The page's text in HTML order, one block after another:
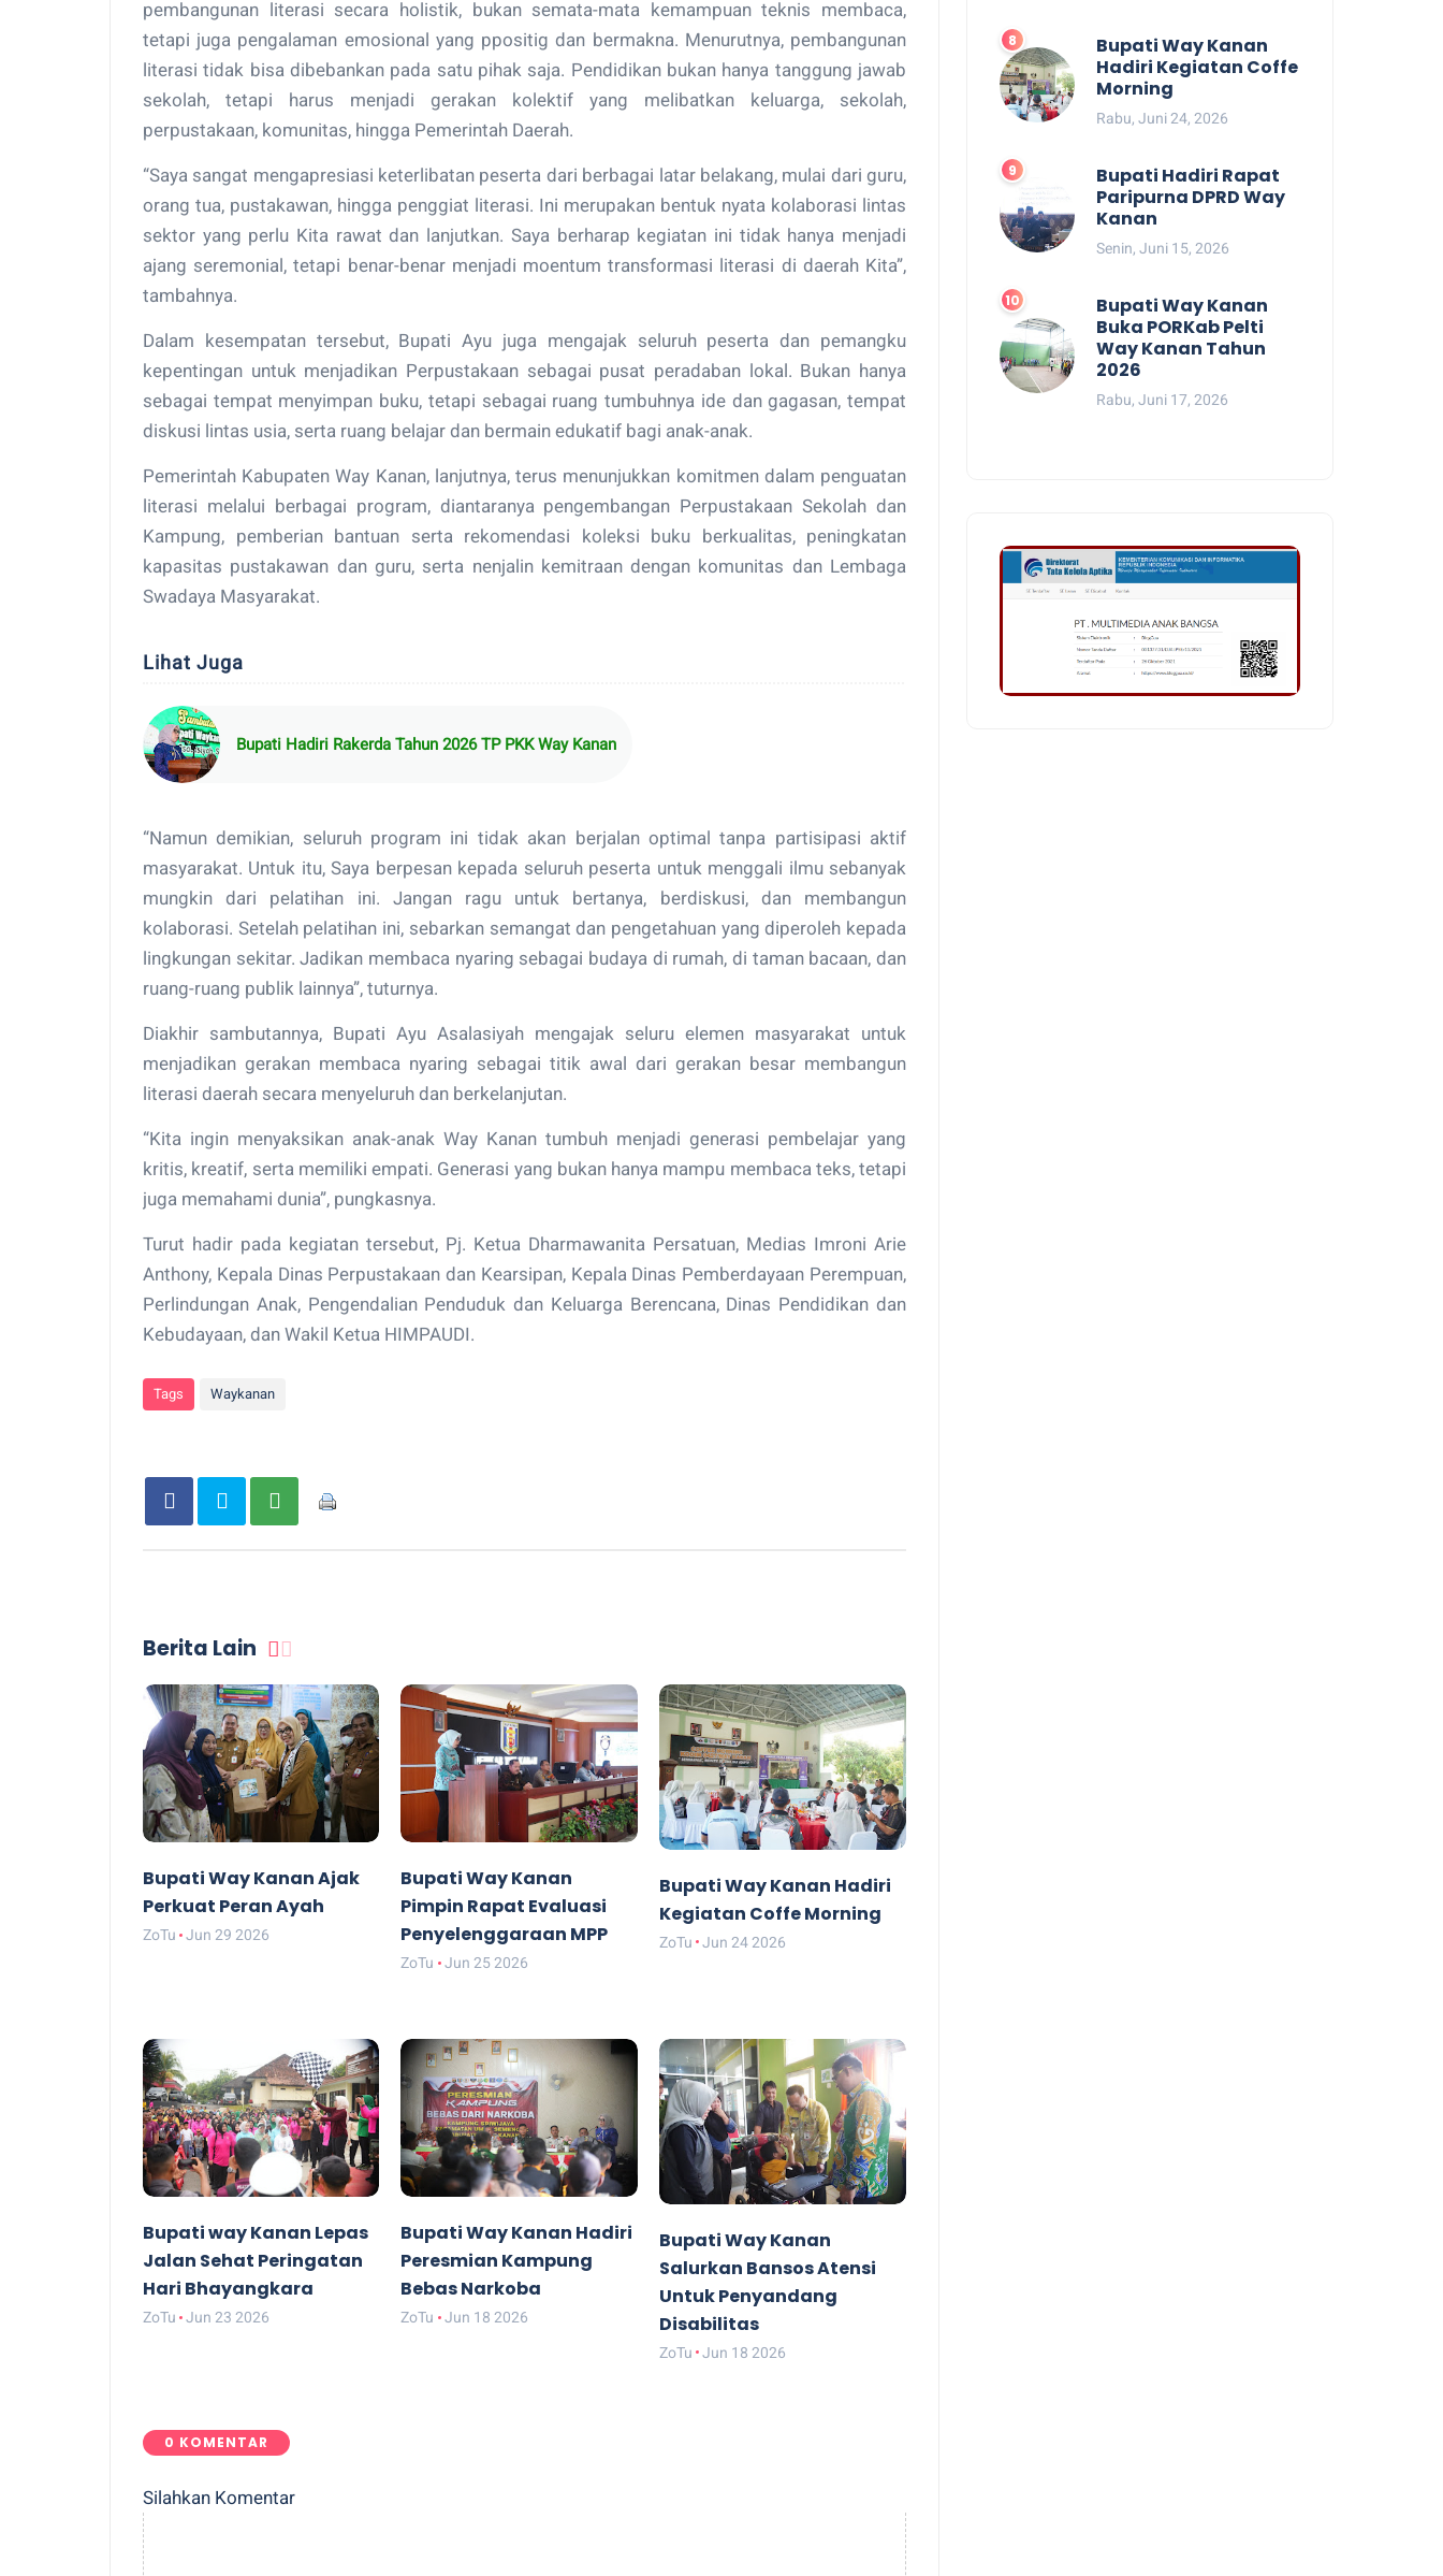
pembangunan literasi secara holistik, bukan semata-mata kemampuan teknis membaca,
tetapi juga pengalaman emosional yang ppositig dan bermakna. Menurutnya, pembangunan
literasi tidak bisa dibebankan pada satu pihak saja. Pendidikan bukan hanya tanggung jawab
sekolah, tetapi harus menjadi gerakan kolektif yang melibatkan keluarga, sekolah,
perpustakaan, komunitas, hingga Pemerintah Daerah.
“Saya sangat mengapresiasi keterlibatan peserta dari berbagai latar belakang, mulai dari guru,
orang tua, pustakawan, hingga penggiat literasi. Ini merupakan bentuk nyata kolaborasi lintas
sektor yang perlu Kita rawat dan lanjutkan. Saya berharap kegiatan ini tidak hanya menjadi
ajang seremonial, tetapi benar-benar menjadi moentum transformasi literasi di daerah Kita”,
tambahnya.
Dalam kesempatan tersebut, Bupati Ayu juga mengajak seluruh peserta dan pemangku
kepentingan untuk menjadikan Perpustakaan sebagai pusat peradaban lokal. Bukan hanya
sebagai tempat menyimpan buku, tetapi sebagai ruang tumbuhnya ide dan gagasan, tempat
diskusi lintas usia, serta ruang belajar dan bermain edukatif bagi anak-anak.
Pemerintah Kabupaten Way Kanan, lanjutnya, terus menunjukkan komitmen dalam penguatan
literasi melalui berbagai program, diantaranya pengembangan Perpustakaan Sekolah dan
Kampung, pemberian bantuan serta rekomendasi koleksi buku berkualitas, peningkatan
kapasitas pustakawan dan guru, serta nenjalin kemitraan dengan komunitas dan Lembaga
Swadaya Masyarakat.
Lihat Juga
Bupati Hadiri Rakerda Tahun 2026 TP PKK Way Kanan
“Namun demikian, seluruh program ini tidak akan berjalan optimal tanpa partisipasi aktif
masyarakat. Untuk itu, Saya berpesan kepada seluruh peserta untuk menggali ilmu sebanyak
mungkin dari pelatihan ini. Jangan ragu untuk bertanya, berdiskusi, dan membangun
kolaborasi. Setelah pelatihan ini, sebarkan semangat dan pengetahuan yang diperoleh kepada
lingkungan sekitar. Jadikan membaca nyaring sebagai budaya di rumah, di taman bacaan, dan
ruang-ruang publik lainnya”, tuturnya.
Diakhir sambutannya, Bupati Ayu Asalasiyah mengajak seluru elemen masyarakat untuk
menjadikan gerakan membaca nyaring sebagai titik awal dari gerakan besar membangun
literasi daerah secara menyeluruh dan berkelanjutan.
“Kita ingin menyaksikan anak-anak Way Kanan tumbuh menjadi generasi pembelajar yang
kritis, kreatif, serta memiliki empati. Generasi yang bukan hanya mampu membaca teks, tetapi
juga memahami dunia”, pungkasnya.
Turut hadir pada kegiatan tersebut, Pj. Ketua Dharmawanita Persatuan, Medias Imroni Arie
Anthony, Kepala Dinas Perpustakaan dan Kearsipan, Kepala Dinas Pemberdayaan Perempuan,
Perlindungan Anak, Pengendalian Penduduk dan Keluarga Berencana, Dinas Pendidikan dan
Kebudayaan, dan Wakil Ketua HIMPAUDI.
Tags Waykanan
Berita Lain
Bupati Way Kanan Ajak
Perkuat Peran Ayah
ZoTu Jun 29 2026
Bupati Way Kanan
Pimpin Rapat Evaluasi
Penyelenggaraan MPP
ZoTu Jun 25 2026
Bupati Way Kanan Hadiri
Kegiatan Coffe Morning
ZoTu Jun 24 2026
Bupati way Kanan Lepas
Jalan Sehat Peringatan
Hari Bhayangkara
ZoTu Jun 23 2026
Bupati Way Kanan Hadiri
Peresmian Kampung
Bebas Narkoba
ZoTu Jun 18 2026
Bupati Way Kanan
Salurkan Bansos Atensi
Untuk Penyandang
Disabilitas
ZoTu Jun 18 2026
0 KOMENTAR
Silahkan Komentar
Bupati Way Kanan
Hadiri Kegiatan Coffe
Morning
Rabu, Juni 24, 2026
Bupati Hadiri Rapat
Paripurna DPRD Way
Kanan
Senin, Juni 15, 2026
Bupati Way Kanan
Buka PORKab Pelti
Way Kanan Tahun
2026
Rabu, Juni 17, 2026